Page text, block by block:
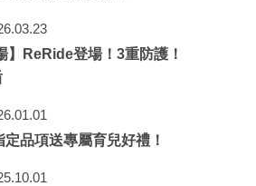
】ReRide登場！3重防護！
品項送專屬育兒好禮！